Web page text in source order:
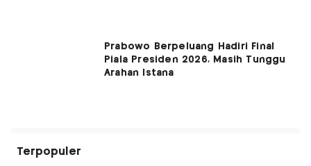
Prabowo Berpeluang Hadiri Final
Piala Presiden 2026, Masih Tunggu
Arahan Istana
Terpopuler